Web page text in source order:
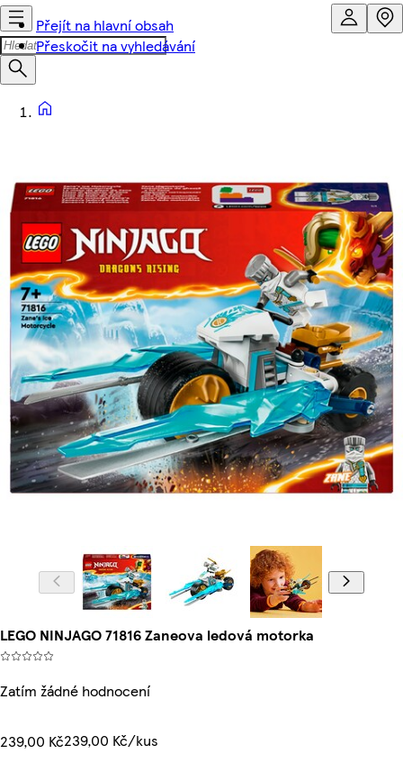
Přejít na hlavní obsah
Přeskočit na vyhledávání
LEGO NINJAGO 71816 Zaneova ledová motorka
Zatím žádné hodnocení
239,00 Kč239,00 Kč/kus